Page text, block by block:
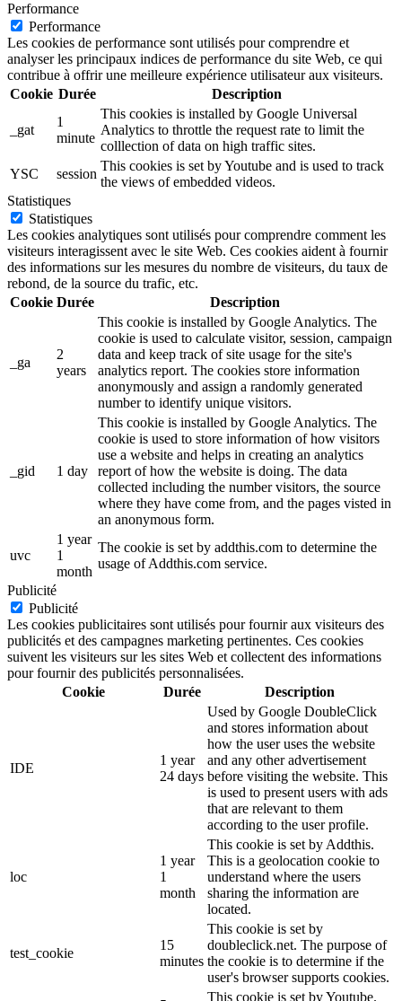
Performance
Performance
Les cookies de performance sont utilisés pour comprendre et
analyser les principaux indices de performance du site Web, ce qui
contribue à offrir une meilleure expérience utilisateur aux visiteurs.
Cookie Durée Description
_gat
1
minute
This cookies is installed by Google Universal
Analytics to throttle the request rate to limit the
colllection of data on high traffic sites.
YSC
session
This cookies is set by Youtube and is used to track
the views of embedded videos.
Statistiques
Statistiques
Les cookies analytiques sont utilisés pour comprendre comment les
visiteurs interagissent avec le site Web. Ces cookies aident à fournir
des informations sur les mesures du nombre de visiteurs, du taux de
rebond, de la source du trafic, etc.
Cookie Durée Description
_ga
2
years
This cookie is installed by Google Analytics. The
cookie is used to calculate visitor, session, campaign
data and keep track of site usage for the site's
analytics report. The cookies store information
anonymously and assign a randomly generated
number to identify unique visitors.
_gid 1 day
This cookie is installed by Google Analytics. The
cookie is used to store information of how visitors
use a website and helps in creating an analytics
report of how the website is doing. The data
collected including the number visitors, the source
where they have come from, and the pages visted in
an anonymous form.
uvc
1 year
1
month
The cookie is set by addthis.com to determine the
usage of Addthis.com service.
Publicité
Publicité
Les cookies publicitaires sont utilisés pour fournir aux visiteurs des
publicités et des campagnes marketing pertinentes. Ces cookies
suivent les visiteurs sur les sites Web et collectent des informations
pour fournir des publicités personnalisées.
Cookie
Durée Description
IDE
1 year
24 days
Used by Google DoubleClick
and stores information about
how the user uses the website
and any other advertisement
before visiting the website. This
is used to present users with ads
that are relevant to them
according to the user profile.
loc
1 year
1
month
This cookie is set by Addthis.
This is a geolocation cookie to
understand where the users
sharing the information are
located.
test_cookie
15
minutes
This cookie is set by
doubleclick.net. The purpose of
the cookie is to determine if the
user's browser supports cookies.
This cookie is set by Youtube.